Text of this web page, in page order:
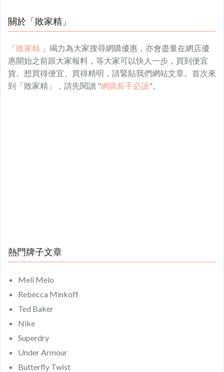
關於「敗家精」
「敗家精 」竭力為大家搜尋網購優惠，亦會盡量在網店優
惠開始之前跟大家報料，等大家可以快人一步，買到便宜
貨。想買得便宜、買得精明，請緊貼我們網站文章。首次來
到「敗家精」，請先閱讀 "網購新手必讀"。
熱門牌子文章
Meli Melo
Rebecca Minkoff
Ted Baker
Nike
Superdry
Under Armour
Butterfly Twist